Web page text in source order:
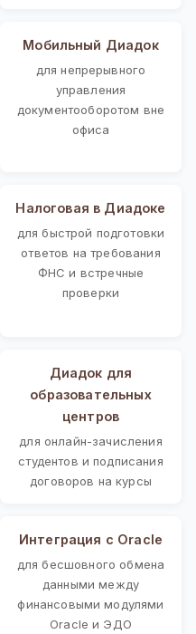
Мобильный Диадок
для непрерывного
управления
документооборотом вне
офиса
Налоговая в Диадоке
для быстрой подготовки
ответов на требования
ФНС и встречные
проверки
Диадок для
образовательных
центров
для онлайн-зачисления
студентов и подписания
договоров на курсы
Интеграция с Oracle
для бесшовного обмена
данными между
финансовыми модулями
Oracle и ЭДО